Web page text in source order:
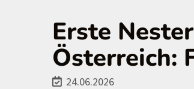
Erste
Österreich:
24.06.2026